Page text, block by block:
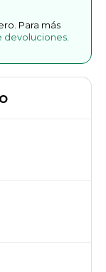
Para más
devoluciones